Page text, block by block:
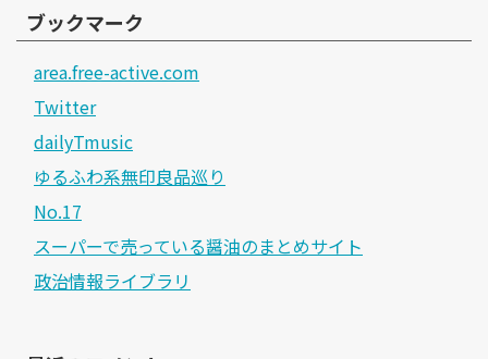
ブックマーク
area.free-active.com
Twitter
dailyTmusic
ゆるふわ系無印良品巡り
No.17
スーパーで売っている醤油のまとめサイト
政治情報ライブラリ